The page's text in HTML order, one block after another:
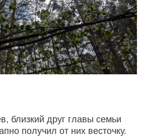
близкий друг главы семьи
получил от них весточку.